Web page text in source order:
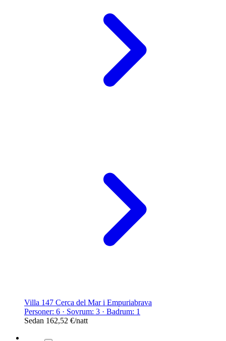
Villa 147 Cerca del Mar i Empuriabrava
Personer: 6 · Sovrum: 3 · Badrum: 1
Sedan 162,52 €/natt